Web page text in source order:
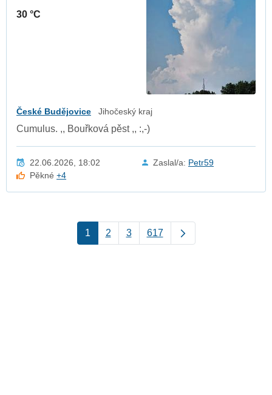
30 °C
České Budějovice Jihočeský kraj
Cumulus. ,, Bouřková pěst ,, :⁠,⁠-⁠)
22.06.2026, 18:02 Zaslal/a: Petr59
Pěkné+4
1 2 3 617